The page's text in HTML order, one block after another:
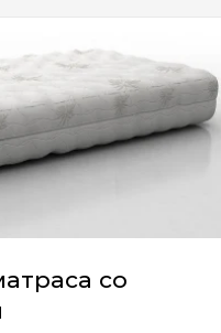
со